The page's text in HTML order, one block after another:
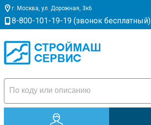
г. Москва, ул. Дорожная, 3к6
8-800-101-19-19 (звонок бесплатный)